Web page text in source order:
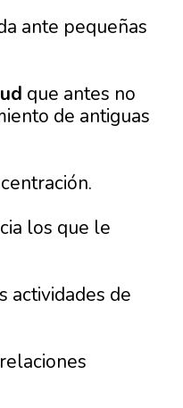
ante pequeñas
que antes no
de antiguas
los que le
actividades de